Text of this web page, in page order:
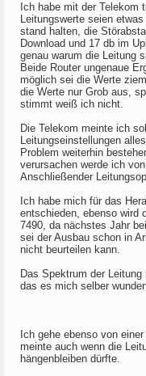
Ich habe mit der Telekom
Leitungswerte seien
stand halten, die
Download und 17 db im
genau warum die Leitung
Beide Router ungenaue
möglich sei die Werte
die Werte nur Grob aus,
stimmt weiß ich nicht.
Die Telekom meinte ich
Leitungseinstellungen
Problem weiterhin
verursachen werde ich
Anschließender
Ich habe mich für das
entschieden, ebenso wird
7490, da nächstes Jahr
sei der Ausbau schon in
nicht beurteilen kann.
Das Spektrum der
das es mich selber
Ich gehe ebenso von
meinte auch wenn die
hängenbleiben dürfte.